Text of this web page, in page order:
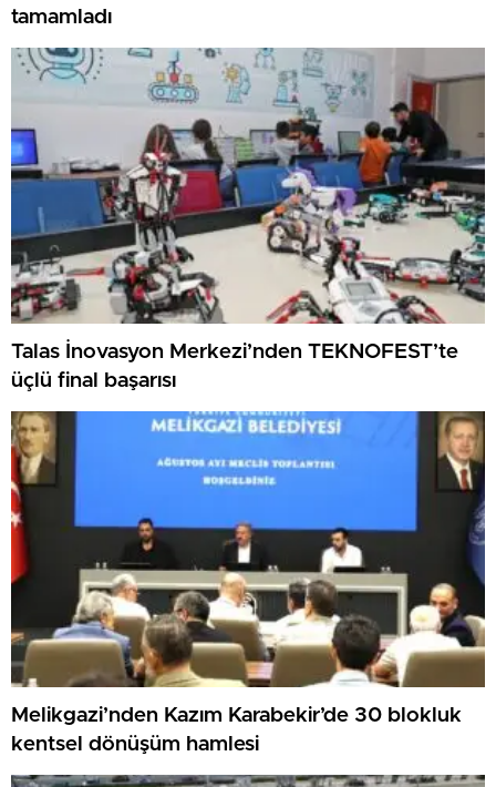
tamamladı
Talas İnovasyon Merkezi’nden TEKNOFEST’te
üçlü final başarısı
Melikgazi’nden Kazım Karabekir’de 30 blokluk
kentsel dönüşüm hamlesi